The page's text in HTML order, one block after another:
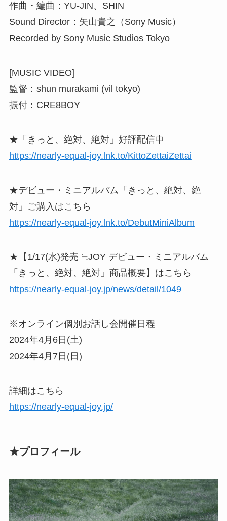
作曲・編曲：YU-JIN、SHIN
Sound Director：矢山貴之（Sony Music）
Recorded by Sony Music Studios Tokyo
[MUSIC VIDEO]
監督：shun murakami (vil tokyo)
振付：CRE8BOY
★「きっと、絶対、絶対」好評配信中
https://nearly-equal-joy.lnk.to/KittoZettaiZettai
★デビュー・ミニアルバム「きっと、絶対、絶
対」ご購入はこちら
https://nearly-equal-joy.lnk.to/DebutMiniAlbum
★【1/17(水)発売 ≒JOY デビュー・ミニアルバム
「きっと、絶対、絶対」商品概要】はこちら
https://nearly-equal-joy.jp/news/detail/1049
※オンライン個別お話し会開催日程
2024年4月6日(土)
2024年4月7日(日)
詳細はこちら
https://nearly-equal-joy.jp/
★プロフィール